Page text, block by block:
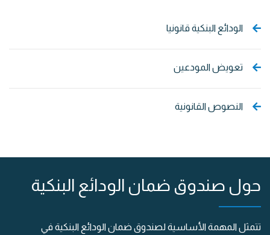
الودائع البنكية قانونيا
تعويض المودعين
النصوص القانونية
حول صندوق ضمان الودائع البنكية
تتمثل المهمة الأساسية لصندوق ضمان الودائع البنكية في